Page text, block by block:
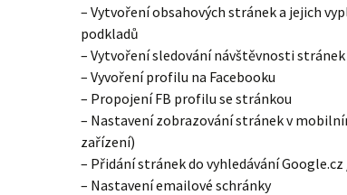
– Vytvoření obsahových stránek a jejich
podkladů
– Vytvoření sledování návštěvnosti
– Vyvoření profilu na Facebooku
– Propojení FB profilu se stránkou
– Nastavení zobrazování stránek v
zařízení)
– Přidání stránek do vyhledávání Google.cz
– Nastavení emailové schránky